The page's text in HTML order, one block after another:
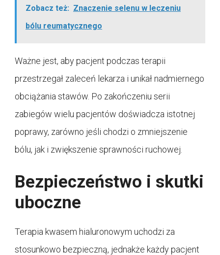
Zobacz też: Znaczenie selenu w leczeniu
bólu reumatycznego
Ważne jest, aby pacjent podczas terapii
przestrzegał zaleceń lekarza i unikał nadmiernego
obciążania stawów. Po zakończeniu serii
zabiegów wielu pacjentów doświadcza istotnej
poprawy, zarówno jeśli chodzi o zmniejszenie
bólu, jak i zwiększenie sprawności ruchowej.
Bezpieczeństwo i skutki
uboczne
Terapia kwasem hialuronowym uchodzi za
stosunkowo bezpieczną, jednakże każdy pacjent